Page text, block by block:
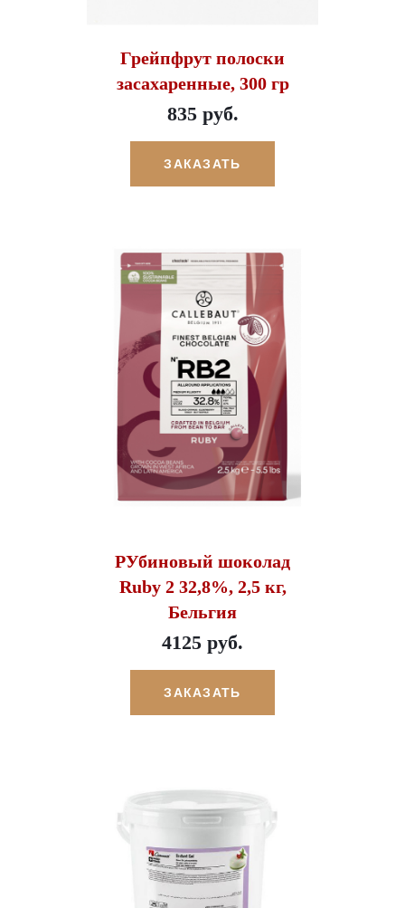
Грейпфрут полоски
засахаренные, 300 гр
835 руб.
ЗАКАЗАТЬ
РУбиновый шоколад
Ruby 2 32,8%, 2,5 кг,
Бельгия
4125 руб.
ЗАКАЗАТЬ